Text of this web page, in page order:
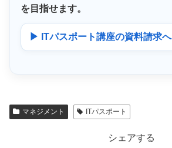
を目指せます。
▶ ITパスポート講座の資料請求へ
マネジメント ITパスポート
シェアする